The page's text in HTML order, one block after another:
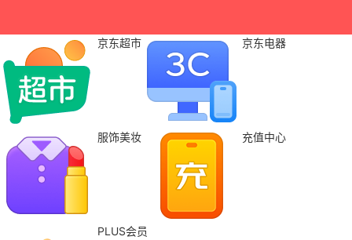
京东超市 京东电器
服饰美妆 充值中心
PLUS会员